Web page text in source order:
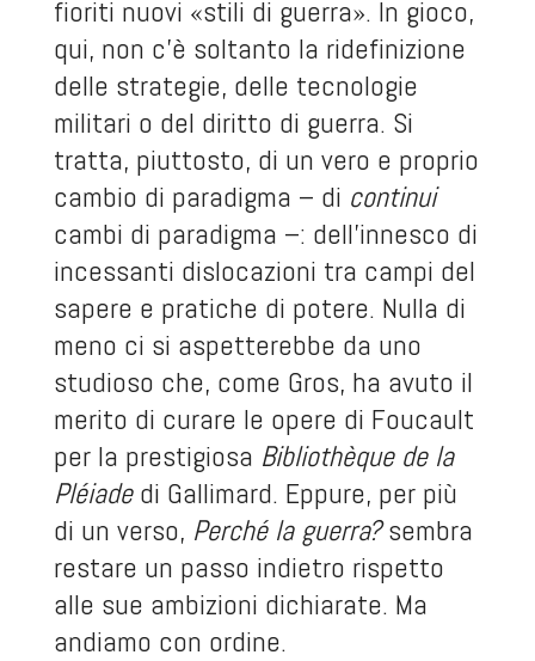
fioriti nuovi «stili di guerra». In gioco,
qui, non c’è soltanto la ridefinizione
delle strategie, delle tecnologie
militari o del diritto di guerra. Si
tratta, piuttosto, di un vero e proprio
cambio di paradigma – di continui
cambi di paradigma –: dell’innesco di
incessanti dislocazioni tra campi del
sapere e pratiche di potere. Nulla di
meno ci si aspetterebbe da uno
studioso che, come Gros, ha avuto il
merito di curare le opere di Foucault
per la prestigiosa Bibliothèque de la
Pléiadedi Gallimard. Eppure, per più
di un verso, Perché la guerra?sembra
restare un passo indietro rispetto
alle sue ambizioni dichiarate. Ma
andiamo con ordine.